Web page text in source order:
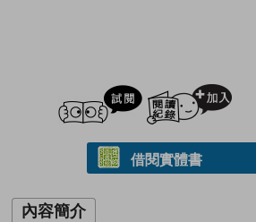
試閲
借閱實體書
內容簡介